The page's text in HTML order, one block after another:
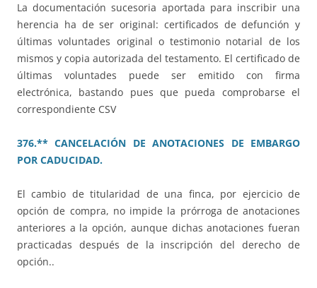
La documentación sucesoria aportada para inscribir una
herencia ha de ser original: certificados de defunción y
últimas voluntades original o testimonio notarial de los
mismos y copia autorizada del testamento. El certificado de
últimas voluntades puede ser emitido con firma
electrónica, bastando pues que pueda comprobarse el
correspondiente CSV
376.** CANCELACIÓN DE ANOTACIONES DE EMBARGO
POR CADUCIDAD.
El cambio de titularidad de una finca, por ejercicio de
opción de compra, no impide la prórroga de anotaciones
anteriores a la opción, aunque dichas anotaciones fueran
practicadas después de la inscripción del derecho de
opción..